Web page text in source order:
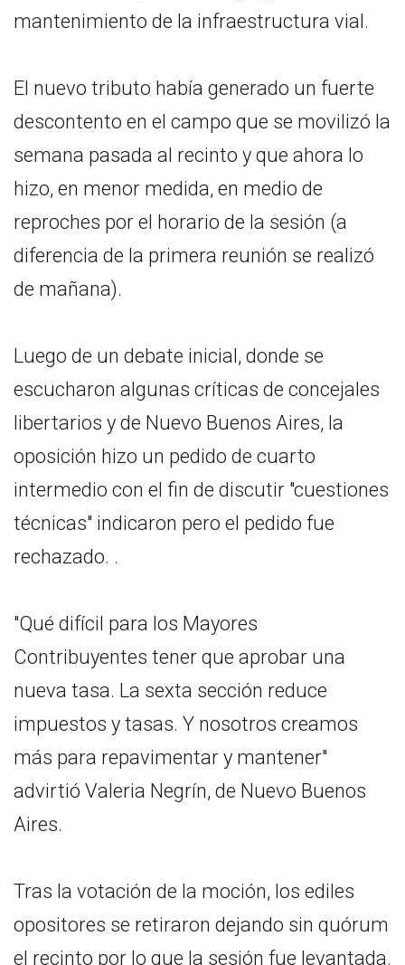
mantenimiento de la infraestructura vial.
El nuevo tributo había generado un fuerte
descontento en el campo que se movilizó la
semana pasada al recinto y que ahora lo
hizo, en menor medida, en medio de
reproches por el horario de la sesión (a
diferencia de la primera reunión se realizó
de mañana).
Luego de un debate inicial, donde se
escucharon algunas críticas de concejales
libertarios y de Nuevo Buenos Aires, la
oposición hizo un pedido de cuarto
intermedio con el fin de discutir "cuestiones
técnicas" indicaron pero el pedido fue
rechazado. .
"Qué difícil para los Mayores
Contribuyentes tener que aprobar una
nueva tasa. La sexta sección reduce
impuestos y tasas. Y nosotros creamos
más para repavimentar y mantener"
advirtió Valeria Negrín, de Nuevo Buenos
Aires.
Tras la votación de la moción, los ediles
opositores se retiraron dejando sin quórum
el recinto por lo que la sesión fue levantada.